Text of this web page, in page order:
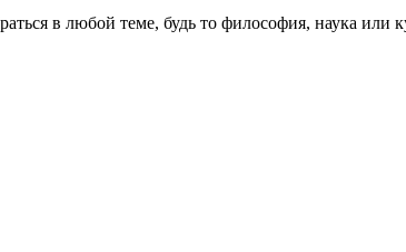
в любой теме, будь то философия, наука или